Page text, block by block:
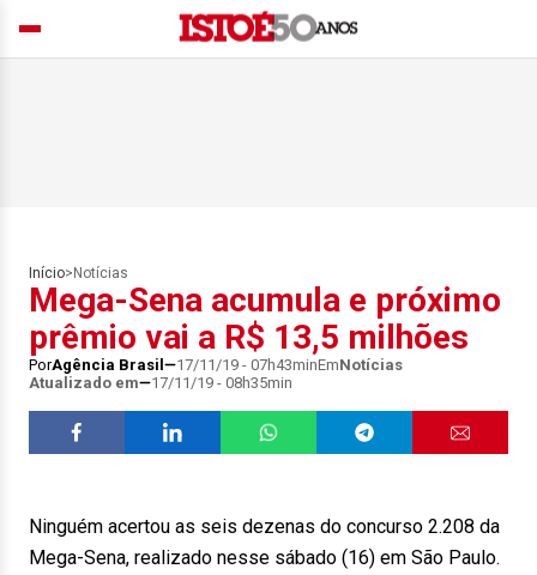
Início> Notícias
Mega-Sena acumula e próximo
prêmio vai a R$ 13,5 milhões
PorAgência Brasil 17/11/19 - 07h43minEmNotícias
Atualizado em
17/11/19 - 08h35min
Ninguém acertou as seis dezenas do concurso 2.208 da
Mega-Sena, realizado nesse sábado (16) em São Paulo.